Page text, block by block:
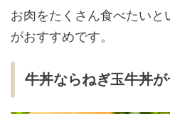
お肉をたくさん食べたい
がおすすめです。
牛丼ならねぎ玉牛丼